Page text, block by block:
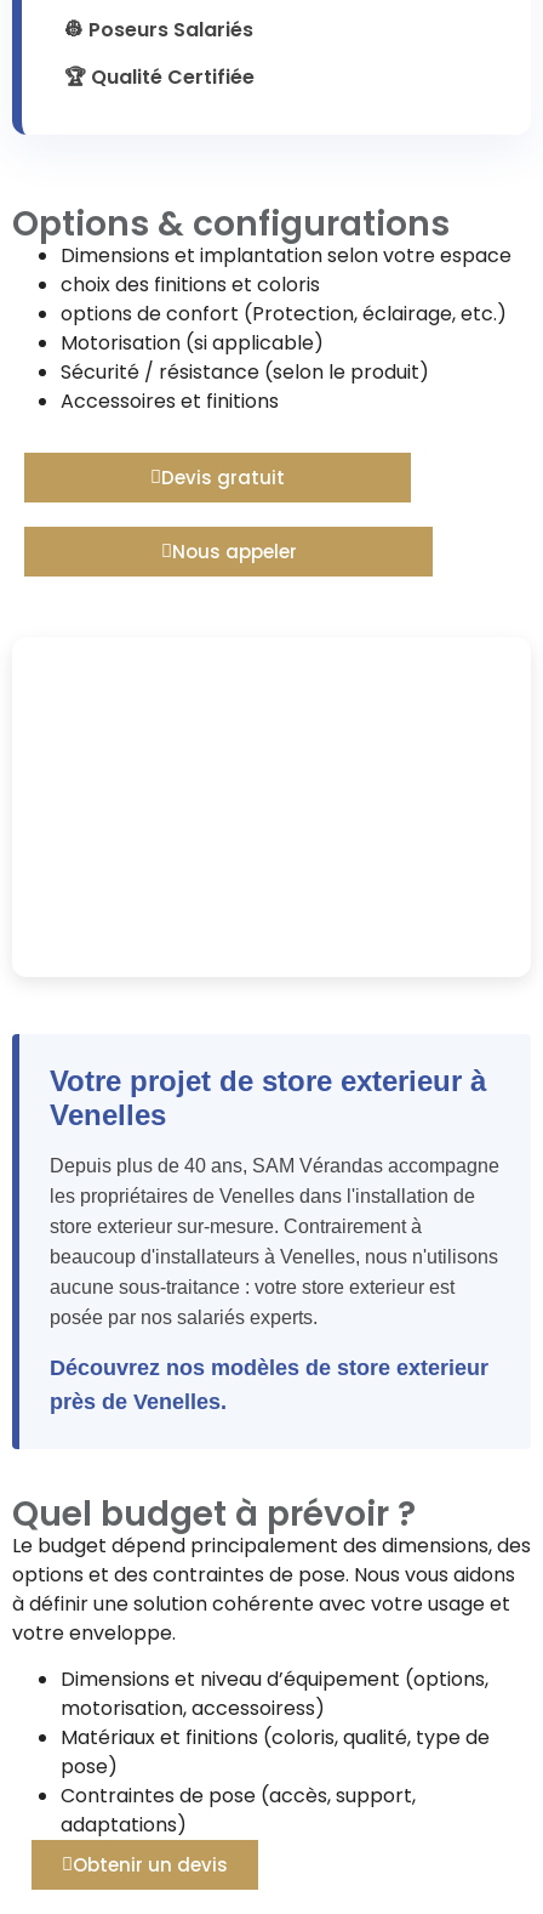
👷 Poseurs Salariés
🏆 Qualité Certifiée
Options & configurations
Dimensions et implantation selon votre espace
choix des finitions et coloris
options de confort (Protection, éclairage, etc.)
Motorisation (si applicable)
Sécurité / résistance (selon le produit)
Accessoires et finitions
Devis gratuit
Nous appeler
Votre projet de store exterieur à
Venelles
Depuis plus de 40 ans, SAM Vérandas accompagne
les propriétaires de Venelles dans l'installation de
store exterieur sur-mesure. Contrairement à
beaucoup d'installateurs à Venelles, nous n'utilisons
aucune sous-traitance : votre store exterieur est
posée par nos salariés experts.
Découvrez nos modèles de store exterieur
près de Venelles.
Quel budget à prévoir ?
Le budget dépend principalement des dimensions, des
options et des contraintes de pose. Nous vous aidons
à définir une solution cohérente avec votre usage et
votre enveloppe.
Dimensions et niveau d’équipement (options,
motorisation, accessoiress)
Matériaux et finitions (coloris, qualité, type de
pose)
Contraintes de pose (accès, support,
adaptations)
Obtenir un devis